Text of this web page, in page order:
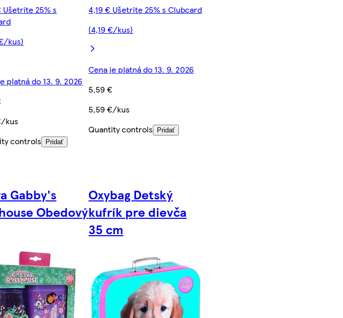
Ušetrite 25% s
kus)
platná do 13. 9. 2026
kus
controls
Pridať
4,19 € Ušetrite 25% s Clubcard
(4,19 €/kus)
Cena je platná do 13. 9. 2026
5,59 €
5,59 €/kus
Quantity controls
Pridať
Gabby's
Obedový
Oxybag Detský
kufrík pre dievča
35 cm